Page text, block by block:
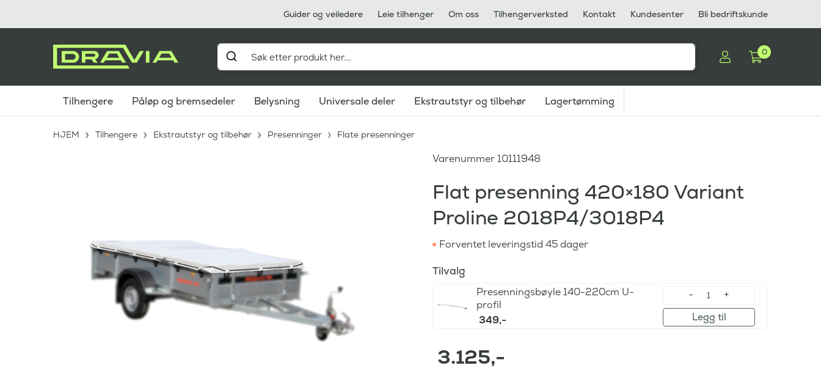
Guider og veiledere Leie tilhenger Om oss Tilhengerverksted Kontakt Kundesenter Bli bedriftskunde
0
Tilhengere Påløp og bremsedeler Belysning Universale deler Ekstrautstyr og tilbehør Lagertømming
HJEM Tilhengere Ekstrautstyr og tilbehør Presenninger Flate presenninger
Varenummer10111948
Flat presenning 420×180 Variant
Proline 2018P4/3018P4
Forventet leveringstid 45 dager
Tilvalg
Presenningsbøyle 140-220cm U-
profil
349,- Legg til
3.125,-